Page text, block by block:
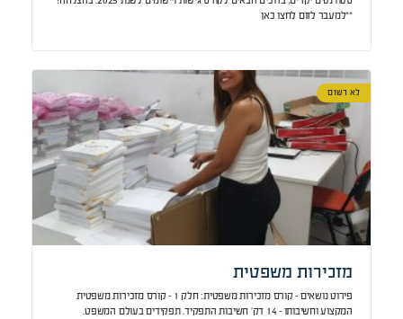
**למעבר לזום לחצו כאן
לא רשום
מזכירות משפטית
פירוט נושאים – קורס מזכירות משפטית: חלק 1 – קורס מזכירות משפטית
המקצוע וחשיבותו – 14 דק’ חשיבות התפקיד. תפקידים בעולם המשפט.